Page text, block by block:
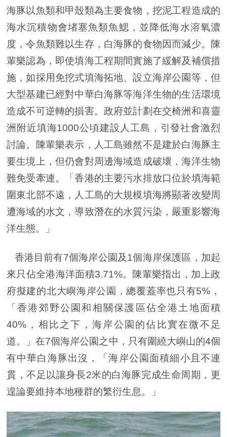
海豚以魚類和甲殼類為主要食物，挖泥工程造成的
海水沉積物會堵塞魚類魚鰓，並降低海水溶氧濃
度，令魚類難以生存，白海豚的食物因而減少。陳
輩樂認為，即使填海工程期間實施了緩解及補償措
施，如採用免挖式填海拓地、設立海岸公園等，但
大型基建已經對中華白海豚等海洋生物的生活環境
造成不可逆轉的損害。政府並計劃在交椅洲和喜靈
洲附近填海1000公頃建設人工島，引發社會激烈
討論。陳輩樂表示，人工島雖然不是建於白海豚主
要生境上，但仍會對周邊海域造成破壞，海洋生物
難免受牽連。「香港的主要污水排放口位於填海範
圍東北部不遠，人工島的大規模填海將顯著改變周
遭海域的水文，導致潛在的水質污染，嚴重影響海
洋生態。」
香港目前有7個海岸公園及1個海岸保護區，加起
來只佔全港海洋面積3.71%。陳輩樂指出，加上政
府擬建的北大嶼海岸公園，總覆蓋率也只有5%，
「香港郊野公園和相關保護區佔全港土地面積
40%，相比之下，海岸公園的佔比實在微不足
道。」在7個海岸公園之中，只有圍繞大嶼山的4個
有中華白海豚出沒，「海岸公園面積細小且不連
貫，不足以讓身長2米的白海豚完成生命周期，更
遑論要維持本地種群的繁衍生息。」